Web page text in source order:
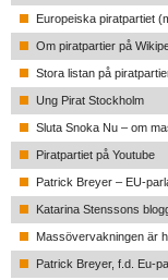
Europeiska piratpartiet
Om piratpartier på
Stora listan på
Ung Pirat Stockholm
Sluta Snoka Nu – om
Piratpartiet på Youtube
Patrick Breyer – EU-
Katarina Stenssons
Massövervakningen är
Patrick Breyer, f.d. Eu-